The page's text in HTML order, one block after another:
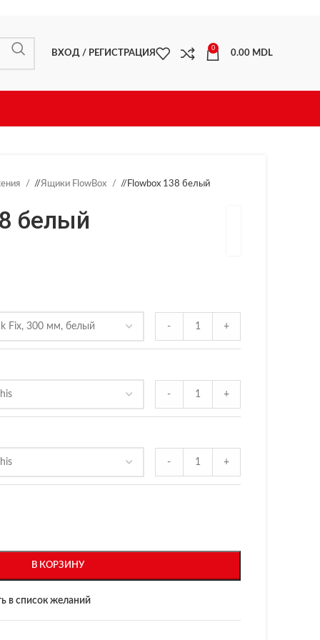
ВХОД / РЕГИСТРАЦИЯ
0
0.00 MDL
/ Ящики FlowBox / Flowbox 138 белый
белый
- +
- +
- +
В КОРЗИНУ
в список желаний